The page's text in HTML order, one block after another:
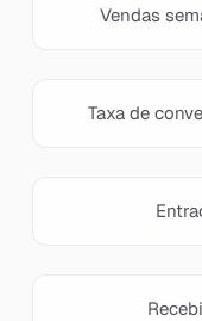
Vendas
Taxa de